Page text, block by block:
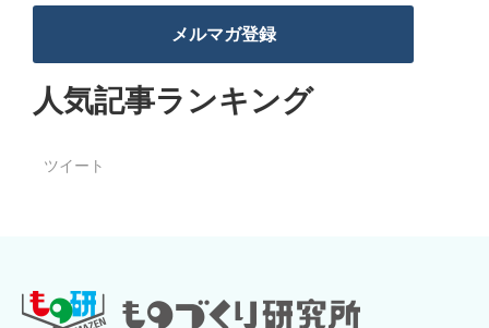
メルマガ登録
人気記事ランキング
ツイート